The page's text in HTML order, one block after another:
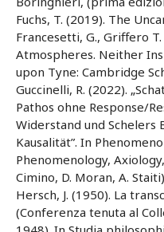
Fuchs, T. (2019). The
Francesetti, G., Griffero
Atmospheres. Neither
upon Tyne: Cambridge
Guccinelli, R. (2022).
Pathos ohne Response/
Widerstand und Schelers
Kausalität”. In
Phenomenology,
Cimino, D. Moran, A.
Hersch, J. (1950). La
(Conferenza tenuta al